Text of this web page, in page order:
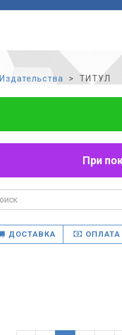
Издательства ТИТУЛ
При
ДОСТАВКА ОПЛАТА